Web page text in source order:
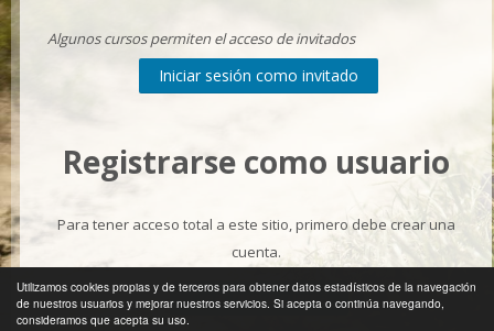
Utilizamos cookies propias y de terceros para obtener datos estadísticos de la navegación
de nuestros usuarios y mejorar nuestros servicios. Si acepta o continúa navegando,
consideramos que acepta su uso.
Algunos cursos permiten el acceso de invitados
Registrarse como usuario
Para tener acceso total a este sitio, primero debe crear una
cuenta.